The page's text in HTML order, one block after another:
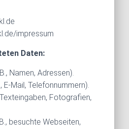
impressum
Daten:
Namen, Adressen).
Mail, Telefonnummern).
Fotografien,
besuchte Webseiten,